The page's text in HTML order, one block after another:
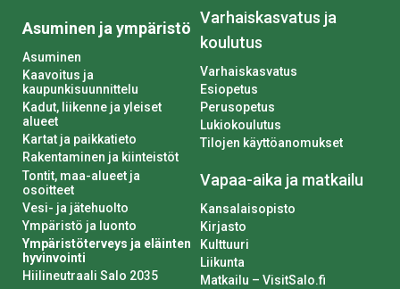
Asuminen ja ympäristö
Asuminen
Kaavoitus ja
kaupunkisuunnittelu
Kadut, liikenne ja yleiset
alueet
Kartat ja paikkatieto
Rakentaminen ja kiinteistöt
Tontit, maa-alueet ja
osoitteet
Vesi- ja jätehuolto
Ympäristö ja luonto
Ympäristöterveys ja eläinten
hyvinvointi
Hiilineutraali Salo 2035
Varhaiskasvatus ja
koulutus
Varhaiskasvatus
Esiopetus
Perusopetus
Lukiokoulutus
Tilojen käyttöanomukset
Vapaa-aika ja matkailu
Kansalaisopisto
Kirjasto
Kulttuuri
Liikunta
Matkailu – VisitSalo.fi